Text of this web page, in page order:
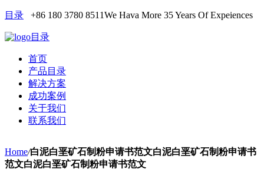
目录 +86 180 3780 8511We Hava More 35 Years Of Expeiences
目录
首页
产品目录
解决方案
成功案例
关于我们
联系我们
Home/白泥白垩矿石制粉申请书范文白泥白垩矿石制粉申请书
范文白泥白垩矿石制粉申请书范文